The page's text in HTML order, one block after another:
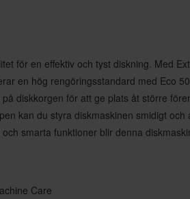
för en effektiv och tyst diskning. Med
en hög rengöringsstandard med Eco
diskkorgen för att ge plats åt större
kan du styra diskmaskinen smidigt och
smarta funktioner blir denna
Care